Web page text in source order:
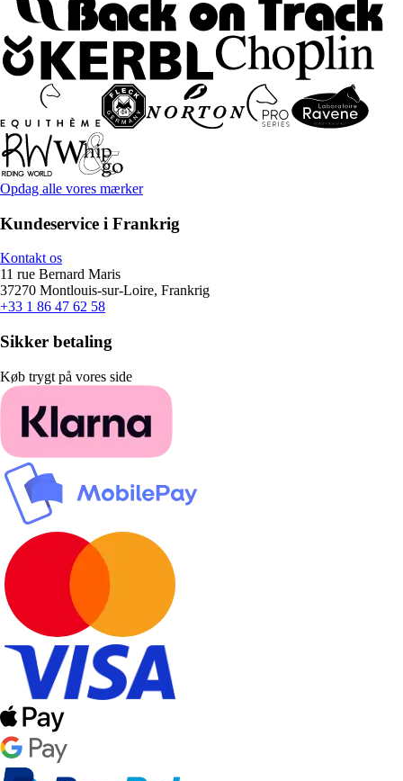
Opdag alle vores mærker
Kundeservice i Frankrig
Kontakt os
11 rue Bernard Maris
37270 Montlouis-sur-Loire, Frankrig
+33 1 86 47 62 58
Sikker betaling
Køb trygt på vores side